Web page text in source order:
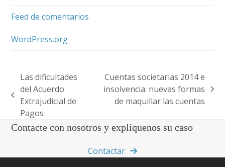
Feed de comentarios
WordPress.org
previous
post:
Las dificultades
del Acuerdo
Extrajudicial de
Pagos
next
post:
Cuentas societarias 2014 e
insolvencia: nuevas formas
de maquillar las cuentas
Contacte con nosotros y explíquenos su caso
Contactar